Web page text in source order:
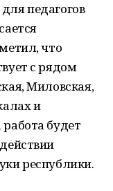
педагогов
что
с рядом
Миловская,
и
будет
республики.